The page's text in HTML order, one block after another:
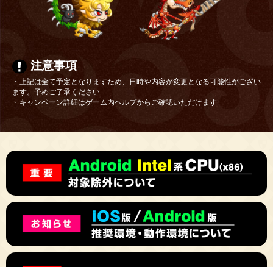
注意事項
・上記は全て予定となりますため、日時や内容が変更となる可能性がござい
ます。予めご了承ください
・キャンペーン詳細はゲーム内ヘルプからご確認いただけます